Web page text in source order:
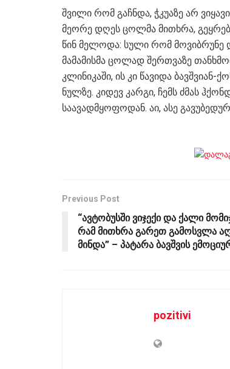
შვილი რომ გაჩნდა, ჭკუაზე არ
მეორე დღეს ცოლმა მითხრა,
წინ მელოდა: სული რომ მოვიბრუნე
მამამისმა ცოლად შერთვაზე
კლინიკაში, ის კი წავიდა
ნულზე. კიდევ კარგი, ჩემს ძმას
საავადმყოფოდან. აი, ასე
Previous Post
“ავტობუსში ვიჯექი და ქალი
რამ მითხრა გარეთ გამოსვლა
მინდა” – პატარა ბავშვის
pozitivi